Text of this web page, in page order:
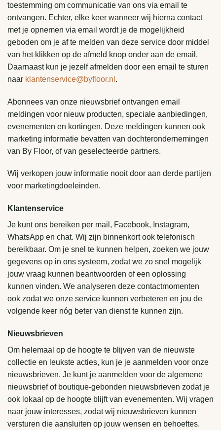
toestemming om communicatie van ons via email te
ontvangen. Echter, elke keer wanneer wij hierna contact
met je opnemen via email wordt je de mogelijkheid
geboden om je af te melden van deze service door middel
van het klikken op de afmeld knop onder aan de email.
Daarnaast kun je jezelf afmelden door een email te sturen
naar klantenservice@byfloor.nl .
Abonnees van onze nieuwsbrief ontvangen email
meldingen voor nieuw producten, speciale aanbiedingen,
evenementen en kortingen. Deze meldingen kunnen ook
marketing informatie bevatten van dochterondernemingen
van By Floor, of van geselecteerde partners.
Wij verkopen jouw informatie nooit door aan derde partijen
voor marketingdoeleinden.
Klantenservice
Je kunt ons bereiken per mail, Facebook, Instagram,
WhatsApp en chat. Wij zijn binnenkort ook telefonisch
bereikbaar. Om je snel te kunnen helpen, zoeken we jouw
gegevens op in ons systeem, zodat we zo snel mogelijk
jouw vraag kunnen beantwoorden of een oplossing
kunnen vinden. We analyseren deze contactmomenten
ook zodat we onze service kunnen verbeteren en jou de
volgende keer nóg beter van dienst te kunnen zijn.
Nieuwsbrieven
Om helemaal op de hoogte te blijven van de nieuwste
collectie en leukste acties, kun je je aanmelden voor onze
nieuwsbrieven. Je kunt je aanmelden voor de algemene
nieuwsbrief of boutique-gebonden nieuwsbrieven zodat je
ook lokaal op de hoogte blijft van evenementen. Wij vragen
naar jouw interesses, zodat wij nieuwsbrieven kunnen
versturen die aansluiten op jouw wensen en behoeftes.